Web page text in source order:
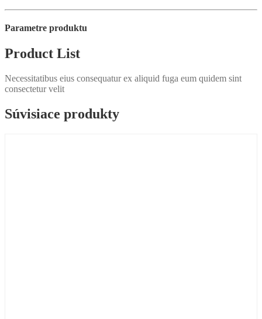
Parametre produktu
Product List
Necessitatibus eius consequatur ex aliquid fuga eum quidem sint
consectetur velit
Súvisiace produkty